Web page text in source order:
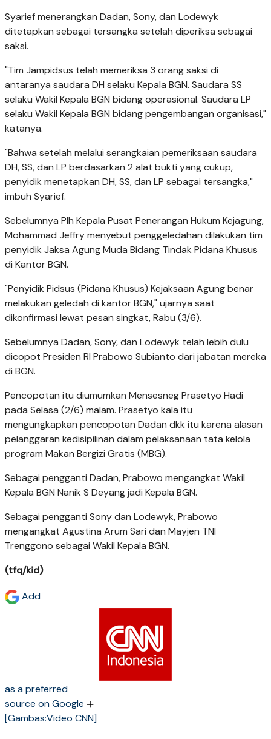
Syarief menerangkan Dadan, Sony, dan Lodewyk
ditetapkan sebagai tersangka setelah diperiksa sebagai
saksi.
"Tim Jampidsus telah memeriksa 3 orang saksi di
antaranya saudara DH selaku Kepala BGN. Saudara SS
selaku Wakil Kepala BGN bidang operasional. Saudara LP
selaku Wakil Kepala BGN bidang pengembangan organisasi,"
katanya.
"Bahwa setelah melalui serangkaian pemeriksaan saudara
DH, SS, dan LP berdasarkan 2 alat bukti yang cukup,
penyidik menetapkan DH, SS, dan LP sebagai tersangka,"
imbuh Syarief.
Sebelumnya Plh Kepala Pusat Penerangan Hukum Kejagung,
Mohammad Jeffry menyebut penggeledahan dilakukan tim
penyidik Jaksa Agung Muda Bidang Tindak Pidana Khusus
di Kantor BGN.
"Penyidik Pidsus (Pidana Khusus) Kejaksaan Agung benar
melakukan geledah di kantor BGN," ujarnya saat
dikonfirmasi lewat pesan singkat, Rabu (3/6).
Sebelumnya Dadan, Sony, dan Lodewyk telah lebih dulu
dicopot Presiden RI Prabowo Subianto dari jabatan mereka
di BGN.
Pencopotan itu diumumkan Mensesneg Prasetyo Hadi
pada Selasa (2/6) malam. Prasetyo kala itu
mengungkapkan pencopotan Dadan dkk itu karena alasan
pelanggaran kedisipilinan dalam pelaksanaan tata kelola
program Makan Bergizi Gratis (MBG).
Sebagai pengganti Dadan, Prabowo mengangkat Wakil
Kepala BGN Nanik S Deyang jadi Kepala BGN.
Sebagai pengganti Sony dan Lodewyk, Prabowo
mengangkat Agustina Arum Sari dan Mayjen TNI
Trenggono sebagai Wakil Kepala BGN.
(tfq/kid)
Add
as a preferred
source on Google
[Gambas:Video CNN]